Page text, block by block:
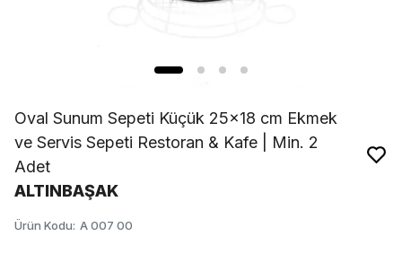
Oval Sunum Sepeti Küçük 25x18 cm Ekmek
ve Servis Sepeti Restoran & Kafe | Min. 2
Adet
ALTINBAŞAK
Ürün Kodu: A 007 00